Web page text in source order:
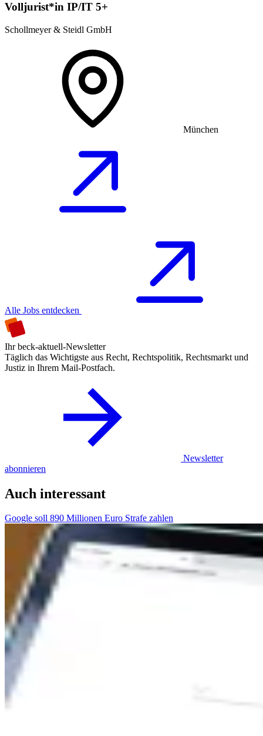
Volljurist*in IP/IT 5+
Schollmeyer & Steidl GmbH
München
Alle Jobs entdecken
Ihr beck-aktuell-Newsletter
Täglich das Wichtigste aus Recht, Rechtspolitik, Rechtsmarkt und
Justiz in Ihrem Mail-Postfach.
Newsletter
abonnieren
Auch interessant
Google soll 890 Millionen Euro Strafe zahlen